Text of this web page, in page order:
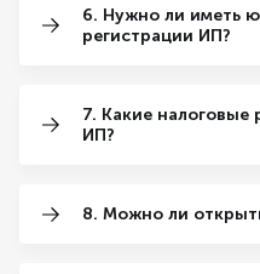
6. Нужно ли иметь
регистрации ИП?
7. Какие
ИП?
8. Можно ли